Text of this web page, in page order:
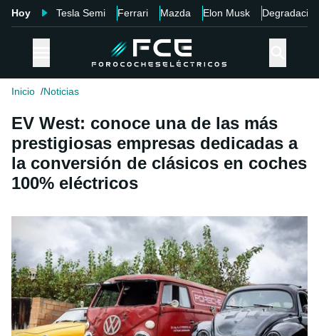
Hoy Tesla Semi Ferrari Mazda Elon Musk Degradación
Inicio Noticias
EV West: conoce una de las más
prestigiosas empresas dedicadas a
la conversión de clásicos en coches
100% eléctricos